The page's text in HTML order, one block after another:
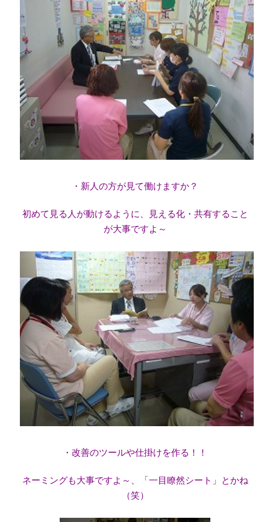
・新人の方が見て働けますか？
初めて見る人が動けるように、見える化・共有すること
が大事ですよ～
・改善のツールや仕掛けを作る！！
ネーミングも大事ですよ～、「一目瞭然シート」とかね
（笑）